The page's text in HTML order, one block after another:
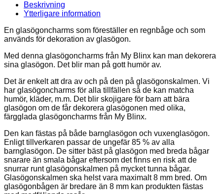
Beskrivning
Ytterligare information
En glasögoncharms som föreställer en regnbåge och som
används för dekoration av glasögon.
Med denna glasögoncharms från My Blinx kan man dekorera
sina glasögon. Det blir man på gott humör av.
Det är enkelt att dra av och på den på glasögonskalmen. Vi
har glasögoncharms för alla tillfällen så de kan matcha
humör, kläder, m.m. Det blir skojigare för barn att bära
glasögon om de får dekorera glasögonen med olika,
färgglada glasögoncharms från My Blinx.
Den kan fästas på både barnglasögon och vuxenglasögon.
Enligt tillverkaren passar de ungefär 85 % av alla
barnglasögon. De sitter bäst på glasögon med breda bågar
snarare än smala bågar eftersom det finns en risk att de
snurrar runt glasögonskalmen på mycket tunna bågar.
Glasögonskalmen ska helst vara maximalt 8 mm bred. Om
glasögonbågen är bredare än 8 mm kan produkten fästas